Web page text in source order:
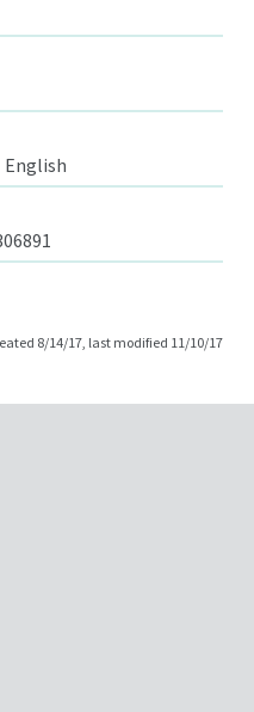
English
8/14/17, last modified 11/10/17